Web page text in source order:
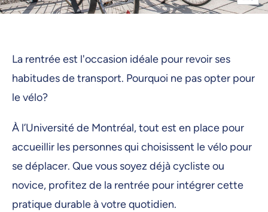
La rentrée est l'occasion idéale pour revoir ses
habitudes de transport. Pourquoi ne pas opter pour
le vélo?
À l’Université de Montréal, tout est en place pour
accueillir les personnes qui choisissent le vélo pour
se déplacer. Que vous soyez déjà cycliste ou
novice, profitez de la rentrée pour intégrer cette
pratique durable à votre quotidien.